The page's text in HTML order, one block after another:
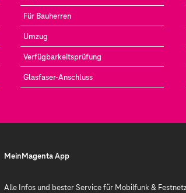
Für Bauherren
Umzug
Verfügbarkeitsprüfung
Glasfaser-Anschluss
MeinMagenta App
Alle Infos und bester Service für Mobilfunk &